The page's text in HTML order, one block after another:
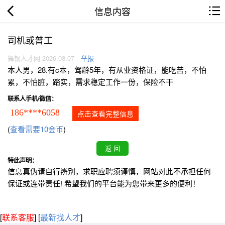
信息内容
司机或普工
舞钢人才网 2026.08.07 举报
本人男，28.有c本，驾龄5年，有从业资格证，能吃苦，不怕
累，不怕脏，踏实，需求稳定工作一份，保险不干
联系人手机/微信：
186****6058 点击查看完整信息
(查看需要10金币)
特此声明：
信息真伪请自行辨别，求职应聘须谨慎，网站对此不承担任何
保证或连带责任! 希望我们的平台能为您带来更多的便利！
[联系客服] [最新找人才]